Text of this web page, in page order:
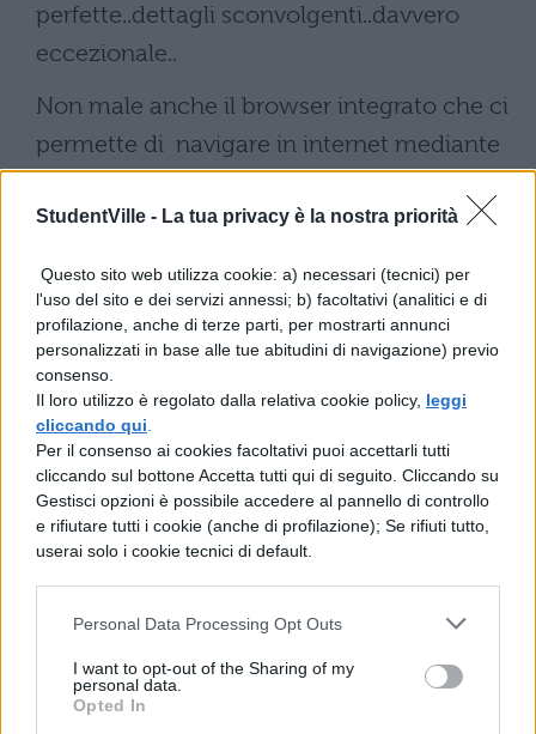
StudentVille - La tua privacy è la nostra priorità
Questo sito web utilizza cookie: a) necessari (tecnici) per
l'uso del sito e dei servizi annessi; b) facoltativi (analitici e di
profilazione, anche di terze parti, per mostrarti annunci
personalizzati in base alle tue abitudini di navigazione) previo
consenso.
Il loro utilizzo è regolato dalla relativa cookie policy, leggi
cliccando qui
Per il consenso ai cookies facoltativi puoi accettarli tutti
cliccando sul bottone Accetta tutti qui di seguito. Cliccando su
Gestisci opzioni è possibile accedere al pannello di controllo
e rifiutare tutti i cookie (anche di profilazione); Se rifiuti tutto,
userai solo i cookie tecnici di default.
Personal Data Processing Opt Outs
I want to opt-out of the Sharing of my
personal data.
Opted In
perfette..dettagli sconvolgenti..davvero
eccezionale..
Non male anche il browser integrato che ci
permette di navigare in internet mediante
computer..
quella della PSP e quindi ci soddisfa
abbastanza.
Passiamo adesso ad una vera e propria
“chicca”:abbiamo partizionato il disco da
60Gb e abbiamo installato Linux (sony
permette di farlo mediante un menù
apposito nella sezione impostazioni).
Davvero niente male..colleghiamo una
Siamo ancora all’inizi e non c’è una vera e
propria distribuzione che sfrutta la potenza
del Cell(il processore della playstation 3